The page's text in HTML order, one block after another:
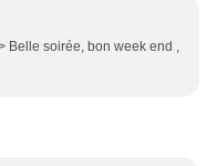
Belle soirée, bon week end ,